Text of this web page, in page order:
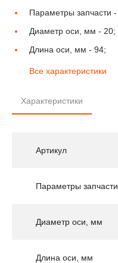
Параметры запчасти -
Диаметр оси, мм - 20;
Длина оси, мм - 94;
Все характеристики
Характеристики
Артикул
Параметры запчасти
Диаметр оси, мм
Длина оси, мм